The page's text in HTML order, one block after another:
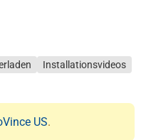
Installationsvideos
US.